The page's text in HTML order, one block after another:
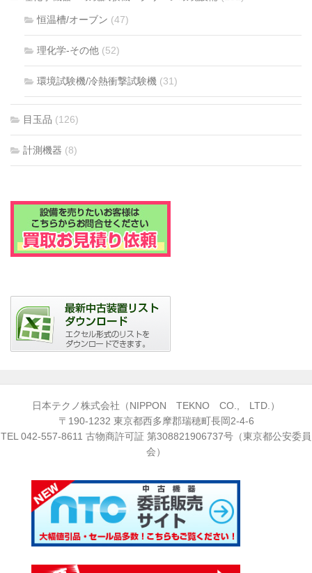
恒温槽/オーブン (47)
理化学-その他 (52)
環境試験機/冷熱衝撃試験機 (31)
目玉品 (126)
計測機器 (8)
日本テクノ株式会社（NIPPON TEKNO CO., LTD.）
〒190-1232 東京都西多摩郡瑞穂町長岡2-4-6
TEL 042-557-8611 古物商許可証 第308821906737号（東京都公安委員
会）